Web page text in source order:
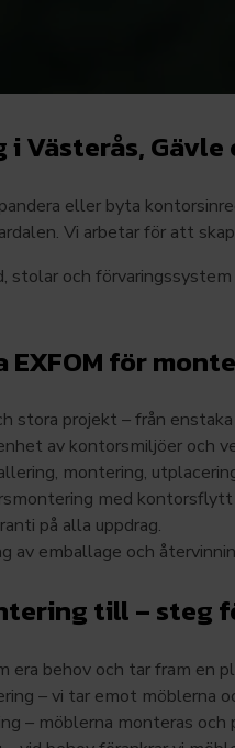
Västerås, Gävle
eller byta
Vi arbetar för att
stolar och
EXFOM för
stora projekt – från
av kontorsmiljöer och
montering,
med
på alla uppdrag.
av emballage och
till – steg
era behov och tar fram en
– vi tar emot möblerna
– möblerna monteras